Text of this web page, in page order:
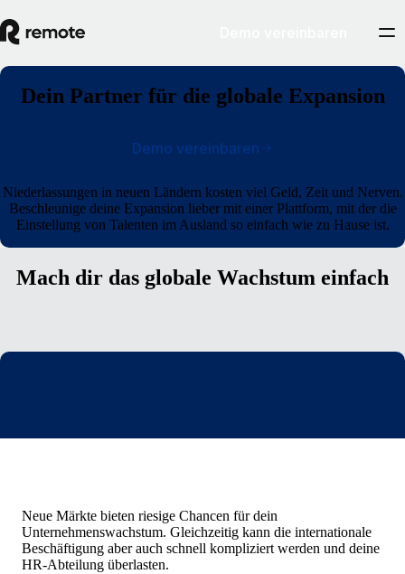
Dein Partner für die globale Expansion
Niederlassungen in neuen Ländern kosten viel Geld, Zeit und Nerven.
Beschleunige deine Expansion lieber mit einer Plattform, mit der die
Einstellung von Talenten im Ausland so einfach wie zu Hause ist.
Demo vereinbaren
Mach dir das globale Wachstum einfach
Neue Märkte bieten riesige Chancen für dein
Unternehmenswachstum. Gleichzeitig kann die internationale
Beschäftigung aber auch schnell kompliziert werden und deine
HR-Abteilung überlasten.